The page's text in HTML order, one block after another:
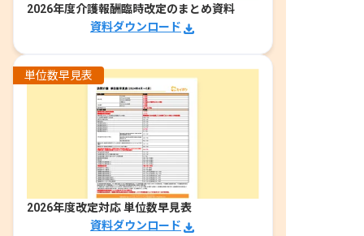
2026年度介護報酬臨時改定のまとめ資料
資料ダウンロード
単位数早見表
2026年度改定対応 単位数早見表
資料ダウンロード